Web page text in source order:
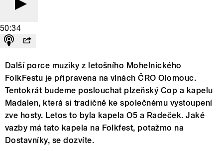
50:34
Další porce muziky z letošního Mohelnického
FolkFestu je připravena na vlnách ČRO Olomouc.
Tentokrát budeme poslouchat plzeňský Cop a kapelu
Madalen, která si tradičně ke společnému vystoupení
zve hosty. Letos to byla kapela O5 a Radeček. Jaké
vazby má tato kapela na Folkfest, potažmo na
Dostavníky, se dozvíte.